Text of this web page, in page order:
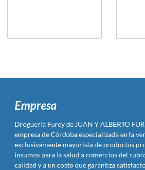
Empresa
Droguería Furey de JUAN Y ALBERTO
empresa de Córdoba especializada en la
exclusivamente mayorista de productos
insumos para la salud a comercios del
calidad y a un costo que garantiza